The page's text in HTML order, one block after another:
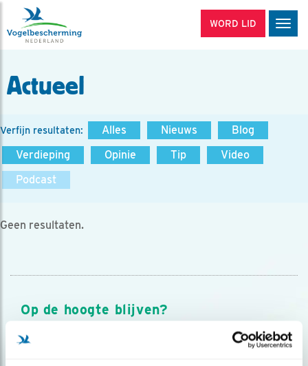
WORD LID
Actueel
Verfijn resultaten: Alles Nieuws
Blog
Verdieping
Opinie Tip
Video
Podcast
Geen resultaten.
Op de hoogte blijven?
Meld je aan en ontvang nieuws, inspiratie, acties en tips
over vogels en activiteiten van Vogelbescherming.